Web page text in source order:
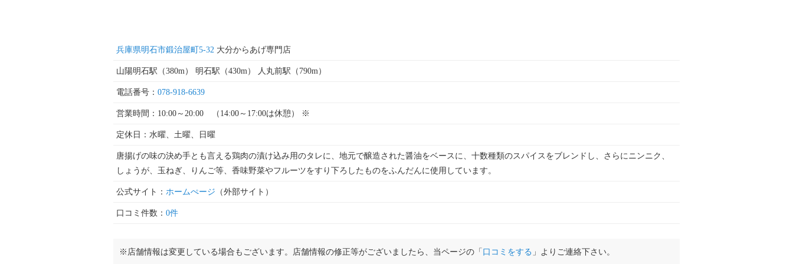
兵庫県明石市鍛治屋町5-32 大分からあげ専門店
山陽明石駅（380m） 明石駅（430m） 人丸前駅（790m）
電話番号： 078-918-6639
営業時間：10:00～20:00 （14:00～17:00は休憩） ※
定休日：水曜、土曜、日曜
唐揚げの味の決め手とも言える鶏肉の漬け込み用のタレに、地元で醸造された醤油をベースに、十数種類のスパイスをブレンドし、さらにニンニク、
しょうが、玉ねぎ、りんご等、香味野菜やフルーツをすり下ろしたものをふんだんに使用しています。
公式サイト： ホームぺージ （外部サイト）
口コミ件数： 0件
※店舗情報は変更している場合もございます。店舗情報の修正等がございましたら、当ページの「 口コミをする 」よりご連絡下さい。